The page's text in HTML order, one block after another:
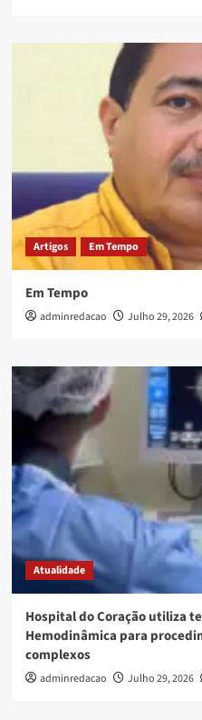
Artigos Em Tempo
Em Tempo
adminredacao Julho 29, 2026
Atualidade
Hospital do Coração utiliza
Hemodinâmica para
complexos
adminredacao Julho 29, 2026